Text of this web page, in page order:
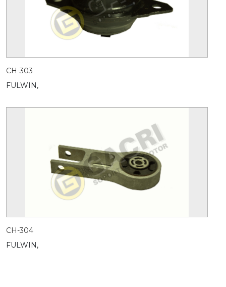
CH-303
FULWIN,
CH-304
FULWIN,